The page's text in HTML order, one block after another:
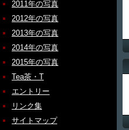
2011年の写真
2012年の写真
2013年の写真
2014年の写真
2015年の写真
Tea茶・T
エントリー
リンク集
サイトマップ